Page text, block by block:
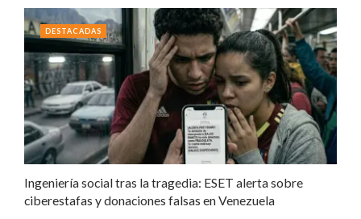
Ingeniería social tras la tragedia: ESET alerta sobre
ciberestafas y donaciones falsas en Venezuela
DESTACADAS